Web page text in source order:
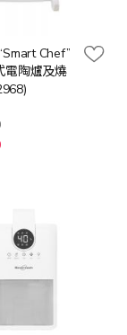
Chef”
電陶爐及燒